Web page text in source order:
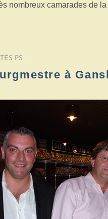
nombreux camarades de la
PS /
à